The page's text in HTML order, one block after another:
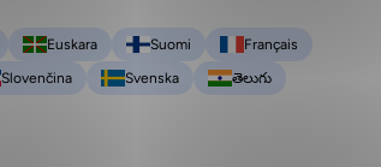
Euskara Suomi
Français
Slovenčina Svenska
తెలుగు